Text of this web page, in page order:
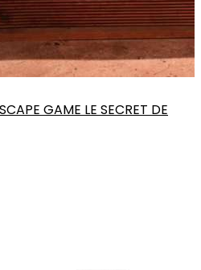
GAME LE SECRET DE